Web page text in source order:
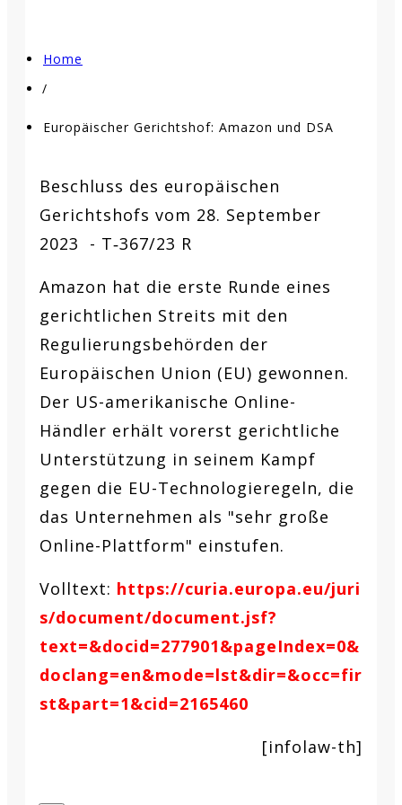
Home
/
Europäischer Gerichtshof: Amazon und DSA
Beschluss des europäischen
Gerichtshofs vom 28. September
2023 - T‑367/23 R
Amazon hat die erste Runde eines
gerichtlichen Streits mit den
Regulierungsbehörden der
Europäischen Union (EU) gewonnen.
Der US-amerikanische Online-
Händler erhält vorerst gerichtliche
Unterstützung in seinem Kampf
gegen die EU-Technologieregeln, die
das Unternehmen als "sehr große
Online-Plattform" einstufen.
Volltext: https://curia.europa.eu/juri
s/document/document.jsf?
text=&docid=277901&pageIndex=0&
doclang=en&mode=lst&dir=&occ=fir
st&part=1&cid=2165460
[infolaw-th]